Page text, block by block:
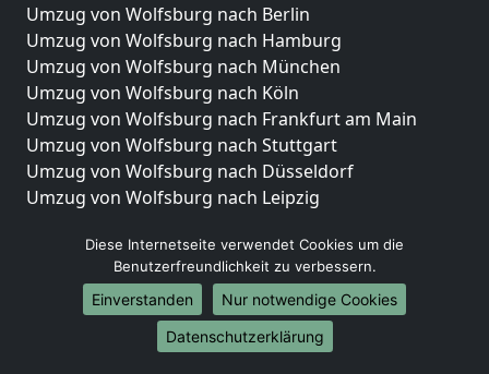
Umzug von Wolfsburg nach Berlin
Umzug von Wolfsburg nach Hamburg
Umzug von Wolfsburg nach München
Umzug von Wolfsburg nach Köln
Umzug von Wolfsburg nach Frankfurt am Main
Umzug von Wolfsburg nach Stuttgart
Umzug von Wolfsburg nach Düsseldorf
Umzug von Wolfsburg nach Leipzig
Umzug von Wolfsburg nach Essen
Umzug von Wolfsburg nach Bremen
Umzug von Wolfsburg nach Dresden
Umzug von Wolfsburg nach Hannover
Umzug von Wolfsburg nach Nürnberg
Diese Internetseite verwendet Cookies um die
Benutzerfreundlichkeit zu verbessern.
Einverstanden
Nur notwendige Cookies
Datenschutzerklärung